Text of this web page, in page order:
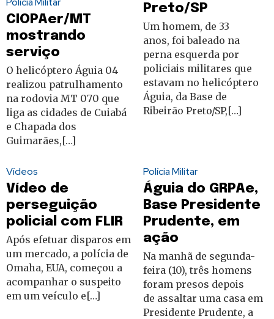
CIOPAer/MT
mostrando
serviço
O helicóptero Águia 04
realizou patrulhamento
na rodovia MT 070 que
liga as cidades de Cuiabá
e Chapada dos
Guimarães,[…]
Preto/SP
Um homem, de 33
anos, foi baleado na
perna esquerda por
policiais militares que
estavam no helicóptero
Águia, da Base de
Ribeirão Preto/SP,[…]
Vídeos
Vídeo de
perseguição
policial com FLIR
Após efetuar disparos em
um mercado, a polícia de
Omaha, EUA, começou a
acompanhar o suspeito
em um veículo e[…]
Polícia Militar
Águia do GRPAe,
Base Presidente
Prudente, em
ação
Na manhã de segunda-
feira (10), três homens
foram presos depois
de assaltar uma casa em
Presidente Prudente, a